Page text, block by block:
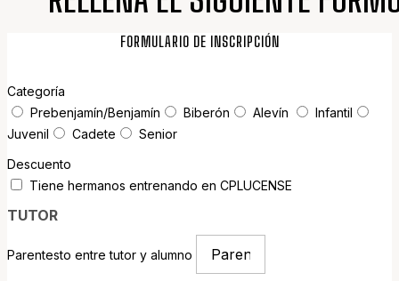
FORMULARIO DE INSCRIPCIÓN
Categoría
Prebenjamín/Benjamín
Biberón Alevín
Infantil
Juvenil
Cadete
Senior
Descuento
Tiene hermanos entrenando en CPLUCENSE
TUTOR
Parentesto entre tutor y alumno